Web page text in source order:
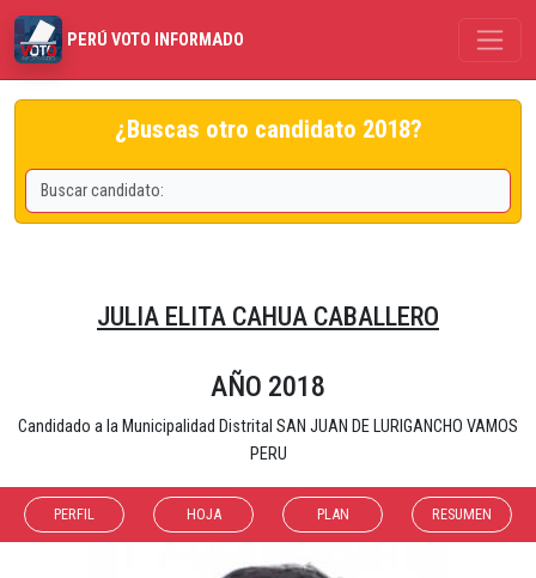
PERÚ VOTO INFORMADO
¿Buscas otro candidato 2018?
JULIA ELITA CAHUA CABALLERO
AÑO 2018
Candidado a la Municipalidad Distrital SAN JUAN DE LURIGANCHO VAMOS
PERU
PERFIL HOJA PLAN RESUMEN